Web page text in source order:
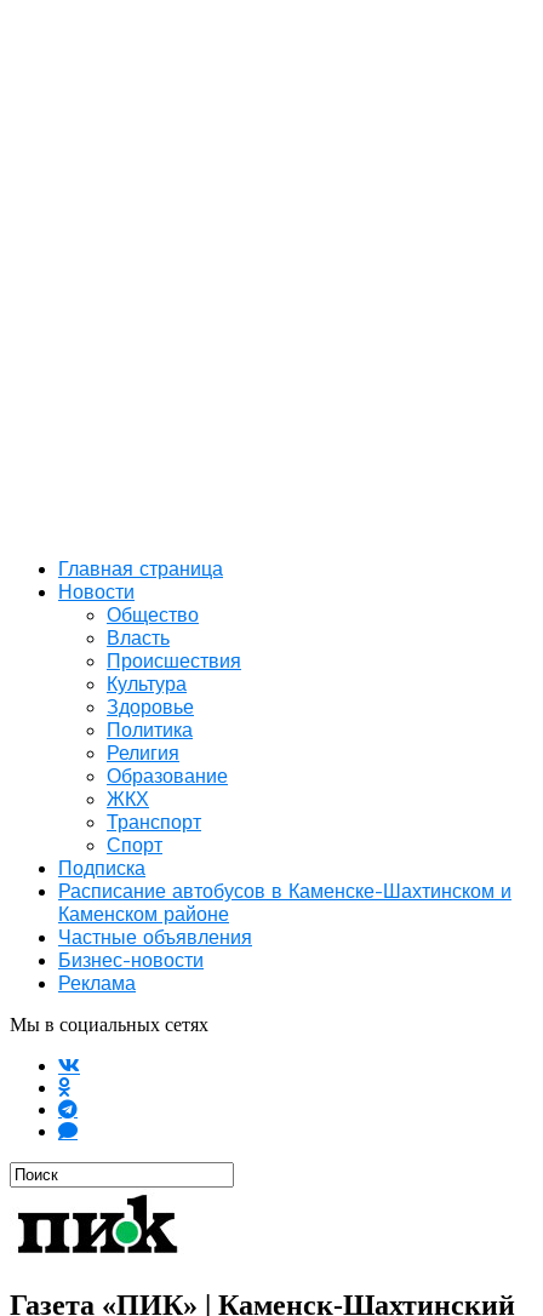
Главная страница
Новости
Общество
Власть
Происшествия
Культура
Здоровье
Политика
Религия
Образование
ЖКХ
Транспорт
Спорт
Подписка
Расписание автобусов в Каменске-Шахтинском и
Каменском районе
Частные объявления
Бизнес-новости
Реклама
Мы в социальных сетях
Газета «ПИК» | Каменск-Шахтинский